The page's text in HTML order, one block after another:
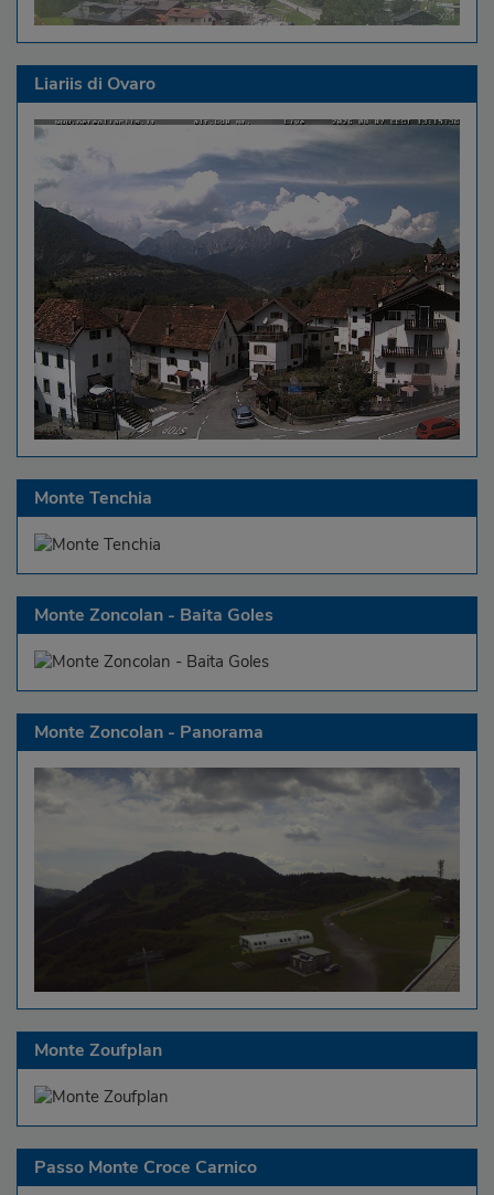
Liariis di Ovaro
Monte Tenchia
Monte Zoncolan - Baita Goles
Monte Zoncolan - Panorama
Monte Zoufplan
Passo Monte Croce Carnico